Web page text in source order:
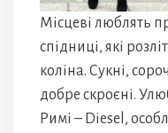
Місцеві люблять
спідниці, які
коліна. Сукні,
добре скроєні.
Римі – Diesel,